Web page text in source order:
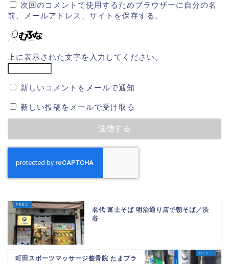
次回のコメントで使用するためブラウザーに自分の名
前、メールアドレス、サイトを保存する。
上に表示された文字を入力してください。
新しいコメントをメールで通知
新しい投稿をメールで受け取る
名代 富士そば 明治通り店で朝そば／渋
谷
町田スポーツマッサージ整骨院 たまプラ